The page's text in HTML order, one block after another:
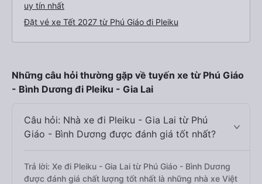
uy tín nhất
Đặt vé xe Tết 2027 từ Phú Giáo đi Pleiku
Những câu hỏi thường gặp về tuyến xe từ Phú Giáo
- Bình Dương đi Pleiku - Gia Lai
Câu hỏi: Nhà xe đi Pleiku - Gia Lai từ Phú
Giáo - Bình Dương được đánh giá tốt nhất?
Trả lời: Xe đi Pleiku - Gia Lai từ Phú Giáo - Bình Dương
được đánh giá chất lượng tốt nhất là những nhà xe Việt